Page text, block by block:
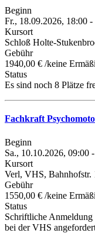
Beginn
Fr., 18.09.2026, 18:00
Kursort
Schloß Holte-
Gebühr
1940,00 € /keine
Status
Es sind noch 8 Plätze
Fachkraft
Beginn
Sa., 10.10.2026, 09:00
Kursort
Verl, VHS, Bahnhofstr.
Gebühr
1550,00 € /keine
Status
Schriftliche
bei der VHS